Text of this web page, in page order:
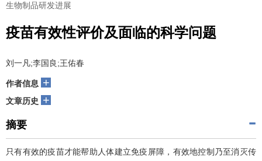
生物制品研发进展
疫苗有效性评价及面临的科学问题
刘一凡;李国良;王佑春
作者信息 +
文章历史 +
摘要
只有有效的疫苗才能帮助人体建立免疫屏障，有效地控制乃至消灭传